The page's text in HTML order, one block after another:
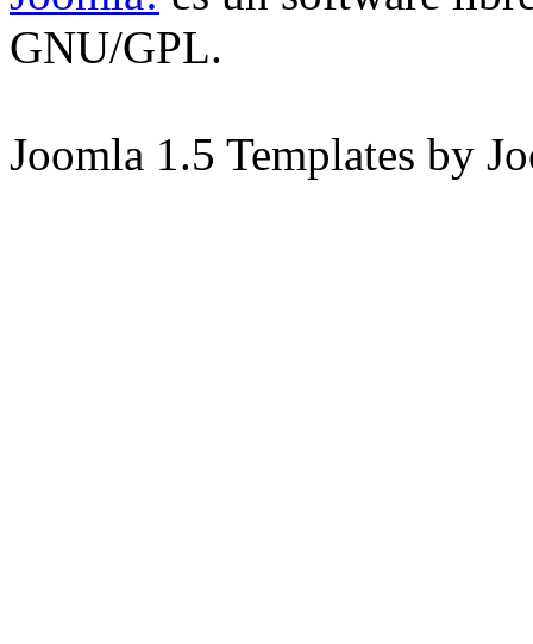
GNU/GPL.
Joomla 1.5 Templates by